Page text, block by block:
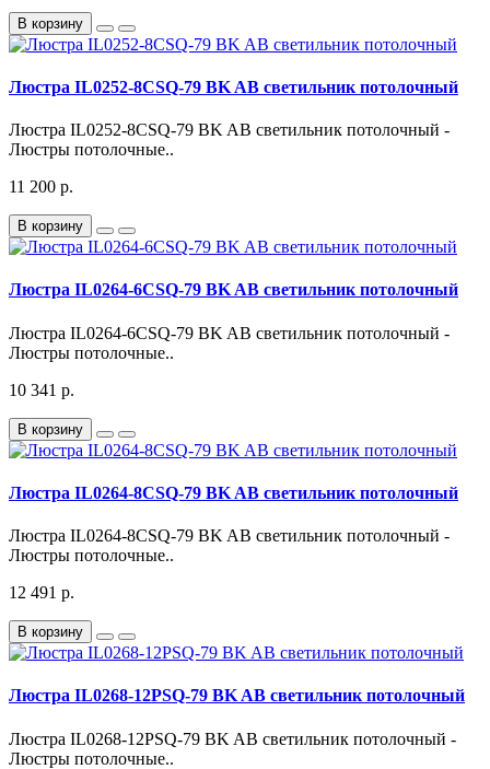
В корзину
Люстра IL0252-8CSQ-79 BK AB светильник потолочный
Люстра IL0252-8CSQ-79 BK AB светильник потолочный -
Люстры потолочные..
11 200 р.
В корзину
Люстра IL0264-6CSQ-79 BK AB светильник потолочный
Люстра IL0264-6CSQ-79 BK AB светильник потолочный -
Люстры потолочные..
10 341 р.
В корзину
Люстра IL0264-8CSQ-79 BK AB светильник потолочный
Люстра IL0264-8CSQ-79 BK AB светильник потолочный -
Люстры потолочные..
12 491 р.
В корзину
Люстра IL0268-12PSQ-79 BK AB светильник потолочный
Люстра IL0268-12PSQ-79 BK AB светильник потолочный -
Люстры потолочные..